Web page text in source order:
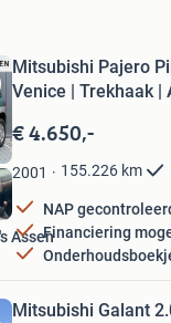
Mitsubishi Pajero
Venice | Trekhaak |
€ 4.650,-
2001 155.226 km
NAP
Financiering
Assen
Mitsubishi Galant